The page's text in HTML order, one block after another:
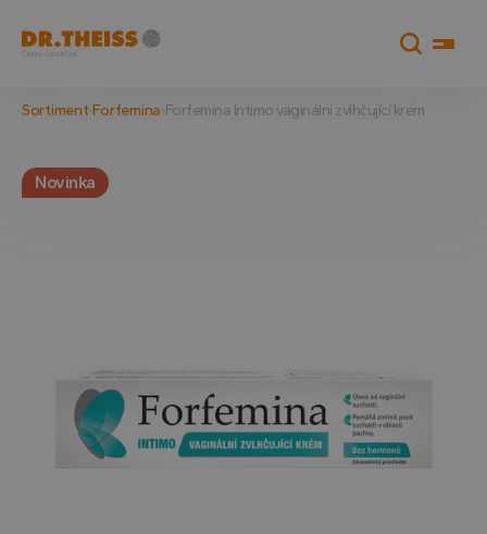
Sortiment Forfemina Forfemina Intimo vaginální zvlhčující krém
Novinka